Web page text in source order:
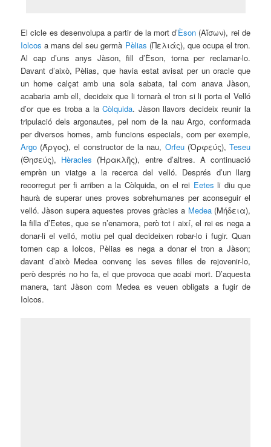
El cicle es desenvolupa a partir de la mort d’Èson (Αἴσων), rei de
Iolcos a mans del seu germà Pèlias (Πελιάς), que ocupa el tron.
Al cap d’uns anys Jàson, fill d’Èson, torna per reclamar-lo.
Davant d’això, Pèlias, que havia estat avisat per un oracle que
un home calçat amb una sola sabata, tal com anava Jàson,
acabaria amb ell, decideix que li tornarà el tron si li porta el Velló
d’or que es troba a laCòlquida. Jàson llavors decideix reunir la
tripulació dels argonautes, pel nom de la nau Argo, conformada
per diversos homes, amb funcions especials, com per exemple,
Argo (Άργος), el constructor de la nau, Orfeu(Ὀρφεύς), Teseu
(Θησεύς), Hèracles (Ἡρακλῆς), entre d’altres. A continuació
emprèn un viatge a la recerca del velló. Després d’un llarg
recorregut per fi arriben a la Còlquida, on el rei Eetes li diu que
haurà de superar unes proves sobrehumanes per aconseguir el
velló. Jàson supera aquestes proves gràcies a Medea(Μήδεια),
la filla d’Eetes, que se n’enamora, però tot i així, el rei es nega a
donar-li el velló, motiu pel qual decideixen robar-lo i fugir. Quan
tornen cap a Iolcos, Pèlias es nega a donar el tron a Jàson;
davant d’això Medea convenç les seves filles de rejovenir-lo,
però després no ho fa, el que provoca que acabi mort. D’aquesta
manera, tant Jàson com Medea es veuen obligats a fugir de
Iolcos.